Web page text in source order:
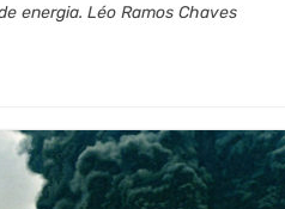
energia. Léo Ramos Chaves